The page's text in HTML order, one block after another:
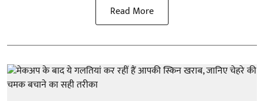
Read More